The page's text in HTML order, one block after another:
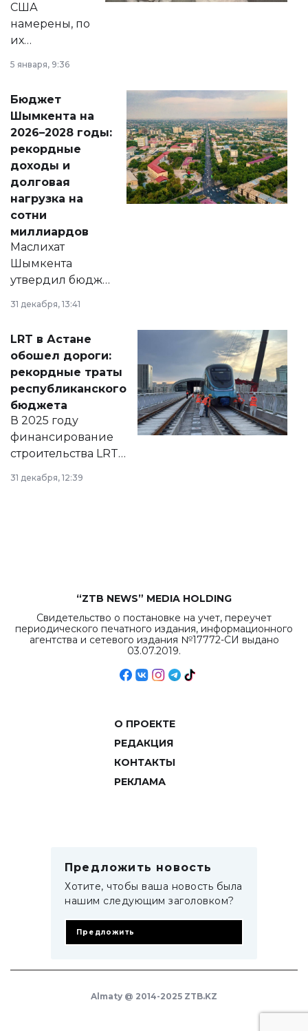
США
намерены, по
их
принести
народу
Венесуэлы.
5 января, 9:36
Бюджет
Шымкента на
2026–2028 годы:
рекордные
доходы и
долговая
нагрузка на
сотни
миллиардов
Маслихат
Шымкента
утвердил бюджет
города на 2026–
2028 годы.
документ
появился в базе
нормативных
правовых актов и
на сайте маслихат
города.
31 декабря, 13:41
LRT в Астане
обошел дороги:
рекордные траты
республиканского
бюджета
В 2025 году
финансирование
строительства LRT
в Астане из
республиканского
31 декабря, 12:39
“ZTB NEWS” MEDIA HOLDING
Свидетельство о постановке на учет, переучет
периодического печатного издания, информационного
агентства и сетевого издания №17772-СИ выдано
03.07.2019.
О ПРОЕКТЕ
РЕДАКЦИЯ
КОНТАКТЫ
РЕКЛАМА
Предложить новость
Хотите, чтобы ваша новость была
нашим следующим заголовком?
Предложить
Almaty @ 2014-2025 ZTB.KZ